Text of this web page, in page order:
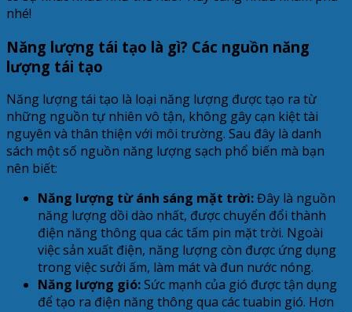
nhé!
Năng lượng tái tạo là gì? Các nguồn năng
lượng tái tạo
Năng lượng tái tạo là loại năng lượng được tạo ra từ
những nguồn tự nhiên vô tận, không gây cạn kiệt tài
nguyên và thân thiện với môi trường. Sau đây là danh
sách một số nguồn năng lượng sạch phổ biến mà bạn
nên biết:
Năng lượng từ ánh sáng mặt trời:Đây là nguồn
năng lượng dồi dào nhất, được chuyển đổi thành
điện năng thông qua các tấm pin mặt trời. Ngoài
việc sản xuất điện, năng lượng còn được ứng dụng
trong việc sưởi ấm, làm mát và đun nước nóng.
Năng lượng gió:Sức mạnh của gió được tận dụng
để tạo ra điện năng thông qua các tuabin gió. Hơn